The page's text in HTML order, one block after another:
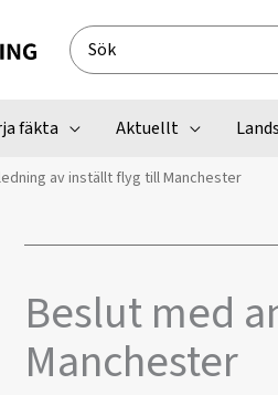
Search
for:
fäkta Aktuellt
av inställt flyg till Manchester
​Beslut med
Manchester